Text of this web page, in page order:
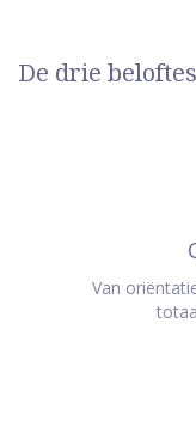
De drie
Van